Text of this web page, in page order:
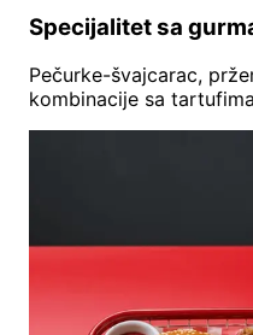
Specijalitet sa
Pečurke-švajcarac,
kombinacije sa